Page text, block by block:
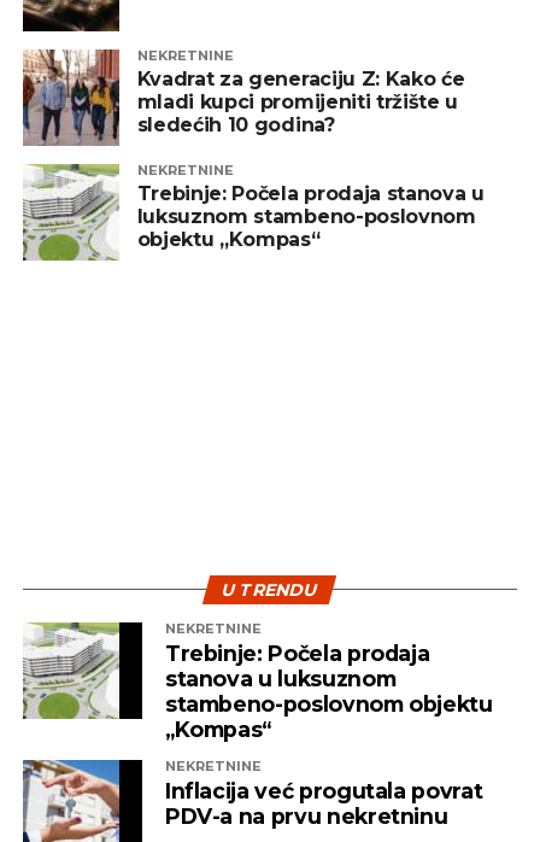
NEKRETNINE
Kvadrat za generaciju Z: Kako će
mladi kupci promijeniti tržište u
sledećih 10 godina?
NEKRETNINE
Trebinje: Počela prodaja stanova u
luksuznom stambeno-poslovnom
objektu „Kompas“
U TRENDU
NEKRETNINE
Trebinje: Počela prodaja
stanova u luksuznom
stambeno-poslovnom objektu
„Kompas“
NEKRETNINE
Inflacija već progutala povrat
PDV-a na prvu nekretninu